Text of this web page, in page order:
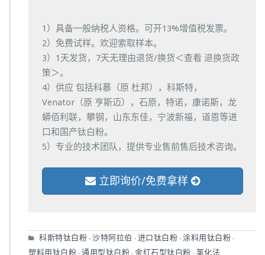
1）具备一般纳税人资格。可开13%增值税发票。
2）免费试样。欢迎索取样本。
3）1天发货，7天无理由退货/换货＜查看 退换货政
策＞。
4）供应 包括科慕（原 杜邦），科斯特，
Venator（原 亨斯迈），石原，特诺，康诺斯，龙
蟒佰利联，攀钢，山东东佳，宁波新福，道恩等进
口和国产钛白粉。
5）专业的技术团队，提供专业售前售后技术咨询。
立即询价/免费拿样
科斯特钛白粉 - 沙特阿拉伯 - 进口钛白粉 - 涂料用钛白粉 -
塑料用钛白粉 - 通用型钛白粉 - 金红石型钛白粉 - 氯化法